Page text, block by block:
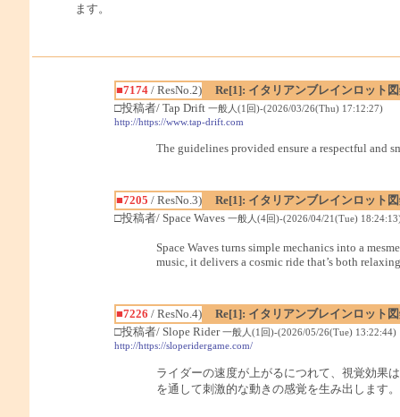
ます。
■7174/ ResNo.2)
Re[1]: イタリアンブレインロット
□投稿者/ Tap Drift 一般人(1回)-(2026/03/26(Thu) 17:12:27)
http://https://www.tap-drift.com
The guidelines provided ensure a respectful and
■7205 / ResNo.3)
Re[1]: イタリアンブレインロット
□投稿者/ Space Waves 一般人(4回)-(2026/04/21(Tue)
Space Waves turns simple mechanics into a
music, it delivers a cosmic ride that’s both
■7226 / ResNo.4)
Re[1]: イタリアンブレインロット
□投稿者/ Slope Rider一般人(1回)-(2026/05/26(Tue) 13:22:44)
http://https://sloperidergame.com/
ライダーの速度が上がるにつれて、視覚効果
を通して刺激的な動きの感覚を生み出します。